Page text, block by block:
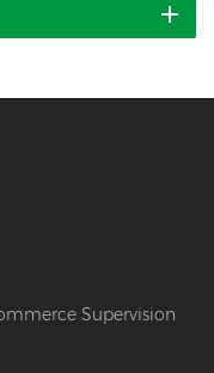
Supervision